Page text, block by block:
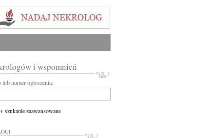
i wspomnień
numer ogłoszenia:
+ szukanie zaawansowane